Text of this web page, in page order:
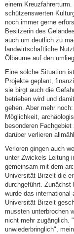
einem
schützenswerten
noch immer gerne
Besitzerin des
auch um deutlich zu
landwirtschaftliche
Ölbäume auf den
Eine solche Situation
Projekte geplant,
sie birgt auch die
betrieben wird und
gehen. Aber mehr
Möglichkeit,
besonderen
darüber verlieren
Verloren gingen auch
unter Zwickels Leitung
gemeinsam mit dem
Universität Birzeit die
durchgeführt.
wurde das international
Universität Birzeit
mussten unterbrochen
nicht mehr zugänglich.
unwiederbringlich",